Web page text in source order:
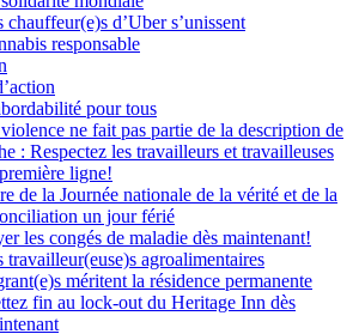
chauffeur(e)s d’Uber s’unissent
responsable
pour tous
ne fait pas partie de la description de
: Respectez les travailleurs et travailleuses
ligne!
de la Journée nationale de la vérité et de la
un jour férié
les congés de maladie dès maintenant!
travailleur(euse)s agroalimentaires
méritent la résidence permanente
fin au lock-out du Heritage Inn dès